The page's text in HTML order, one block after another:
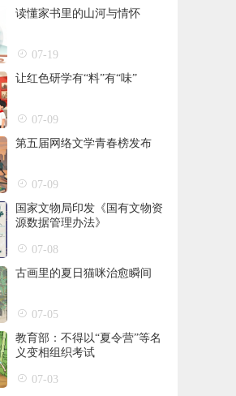
读懂家书里的山河与情怀
07-19
让红色研学有“料”有“味”
07-09
第五届网络文学青春榜发布
07-09
国家文物局印发《国有文物资
源数据管理办法》
07-08
古画里的夏日猫咪治愈瞬间
07-05
教育部：不得以“夏令营”等名
义变相组织考试
07-03